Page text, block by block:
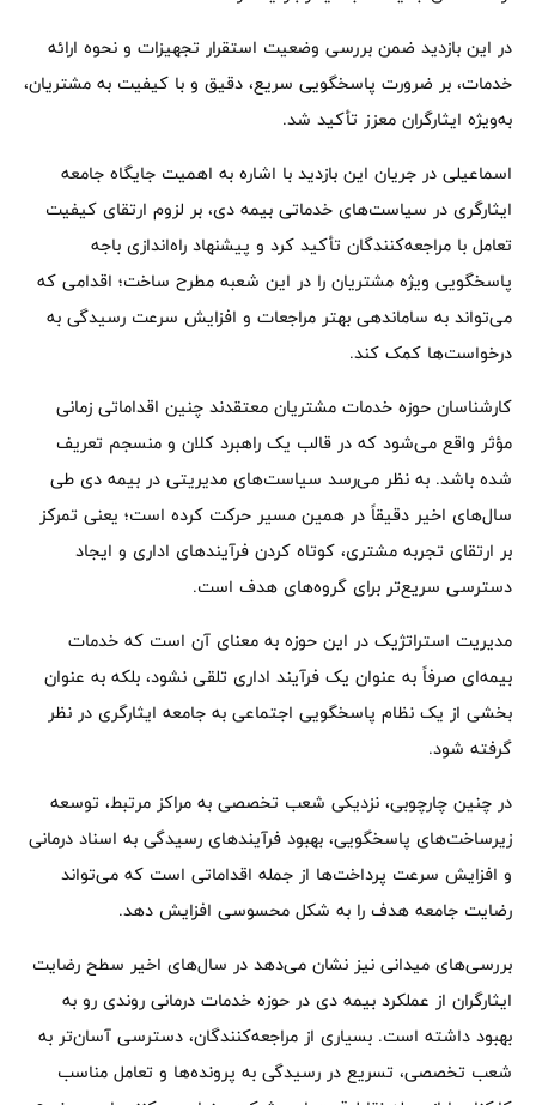
در این بازدید ضمن بررسی وضعیت استقرار تجهیزات و نحوه ارائه
خدمات، بر ضرورت پاسخگویی سریع، دقیق و با کیفیت به مشتریان،
به‌ویژه ایثارگران معزز تأکید شد.
اسماعیلی در جریان این بازدید با اشاره به اهمیت جایگاه جامعه
ایثارگری در سیاست‌های خدماتی بیمه دی، بر لزوم ارتقای کیفیت
تعامل با مراجعه‌کنندگان تأکید کرد و پیشنهاد راه‌اندازی باجه
پاسخگویی ویژه مشتریان را در این شعبه مطرح ساخت؛ اقدامی که
می‌تواند به ساماندهی بهتر مراجعات و افزایش سرعت رسیدگی به
درخواست‌ها کمک کند.
کارشناسان حوزه خدمات مشتریان معتقدند چنین اقداماتی زمانی
مؤثر واقع می‌شود که در قالب یک راهبرد کلان و منسجم تعریف
شده باشد. به نظر می‌رسد سیاست‌های مدیریتی در بیمه دی طی
سال‌های اخیر دقیقاً در همین مسیر حرکت کرده است؛ یعنی تمرکز
بر ارتقای تجربه مشتری، کوتاه کردن فرآیندهای اداری و ایجاد
دسترسی سریع‌تر برای گروه‌های هدف است.
مدیریت استراتژیک در این حوزه به معنای آن است که خدمات
بیمه‌ای صرفاً به عنوان یک فرآیند اداری تلقی نشود، بلکه به عنوان
بخشی از یک نظام پاسخگویی اجتماعی به جامعه ایثارگری در نظر
گرفته شود.
در چنین چارچوبی، نزدیکی شعب تخصصی به مراکز مرتبط، توسعه
زیرساخت‌های پاسخگویی، بهبود فرآیندهای رسیدگی به اسناد درمانی
و افزایش سرعت پرداخت‌ها از جمله اقداماتی است که می‌تواند
رضایت جامعه هدف را به شکل محسوسی افزایش دهد.
بررسی‌های میدانی نیز نشان می‌دهد در سال‌های اخیر سطح رضایت
ایثارگران از عملکرد بیمه دی در حوزه خدمات درمانی روندی رو به
بهبود داشته است. بسیاری از مراجعه‌کنندگان، دسترسی آسان‌تر به
شعب تخصصی، تسریع در رسیدگی به پرونده‌ها و تعامل مناسب